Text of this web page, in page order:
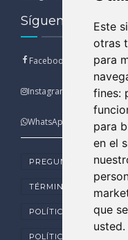
Este
otras
para
fines:
para
en el
que
usted.
Síguenos en
Facebook
Instagram
WhatsApp
PREGUNTAS
TÉRMINOS Y
POLÍTICA DE
POLÍTICA DE COOKIES